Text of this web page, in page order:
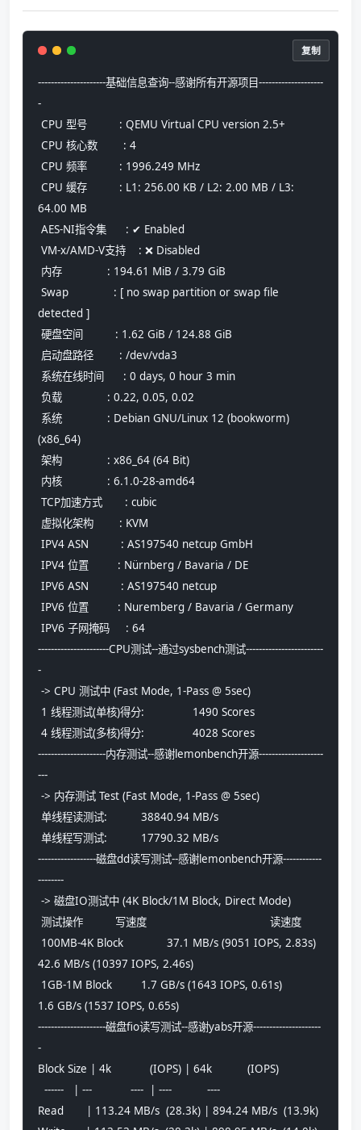
---------------------基础信息查询--感谢所有开源项目--------------------
-
CPU 型号          : QEMU Virtual CPU version 2.5+
CPU 核心数        : 4
CPU 频率          : 1996.249 MHz
64.00 MB
AES-NI指令集      : ✔ Enabled
VM-x/AMD-V支持    : ❌ Disabled
内存              : 194.61 MiB / 3.79 GiB
detected ]
硬盘空间          : 1.62 GiB / 124.88 GiB
启动盘路径        : /dev/vda3
系统在线时间      : 0 days, 0 hour 3 min
负载              : 0.22, 0.05, 0.02
(x86_64)
架构              : x86_64 (64 Bit)
内核              : 6.1.0-28-amd64
TCP加速方式       : cubic
虚拟化架构        : KVM
IPV4 ASN          : AS197540 netcup GmbH
IPV4 位置         : Nürnberg / Bavaria / DE
IPV6 ASN          : AS197540 netcup
IPV6 位置         : Nuremberg / Bavaria / Germany
IPV6 子网掩码     : 64
----------------------CPU测试--通过sysbench测试------------------------
-
-> CPU 测试中 (Fast Mode, 1-Pass @ 5sec)
1 线程测试(单核)得分: 		1490 Scores
4 线程测试(多核)得分: 		4028 Scores
---------------------内存测试--感谢lemonbench开源--------------------
---
-> 内存测试 Test (Fast Mode, 1-Pass @ 5sec)
单线程读测试:		38840.94 MB/s
单线程写测试:		17790.32 MB/s
------------------磁盘dd读写测试--感谢lemonbench开源------------
--------
-> 磁盘IO测试中 (4K Block/1M Block, Direct Mode)
测试操作		写速度					读速度
42.6 MB/s (10397 IOPS, 2.46s)
1.6 GB/s (1537 IOPS, 0.65s)
---------------------磁盘fio读写测试--感谢yabs开源---------------------
-
Block Size | 4k            (IOPS) | 64k           (IOPS)
  ------   | ---            ----  | ----           ----
Read       | 113.24 MB/s  (28.3k) | 894.24 MB/s  (13.9k)
复制